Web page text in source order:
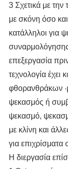
3 Σχετικά με
με σκόνη όσο
κατάλληλοι για
επεξεργασία
τεχνολογία έχει
φθορανθράκων
ψεκασμός ή
ψεκασμό,
με κλίνη και
για επιχρίσματα
Η διεργασία